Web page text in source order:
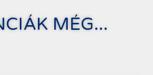
MÉG...